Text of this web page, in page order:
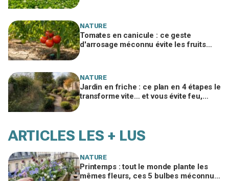
NATURE
Tomates en canicule : ce geste
d'arrosage méconnu évite les fruits
NATURE
Jardin en friche : ce plan en 4 étapes le
transforme vite… et vous évite feu,
ARTICLES LES + LUS
NATURE
Printemps : tout le monde plante les
mêmes fleurs, ces 5 bulbes méconnus